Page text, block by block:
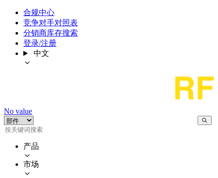
合规中心
竞争对手对照表
分销商库存搜索
登录/注册
中文
No value
产品
市场